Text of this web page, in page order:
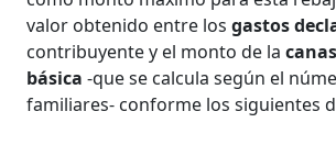
valor obtenido entre losgastos
contribuyente y el monto de la
básica -que se calcula según el
familiares- conforme los siguientes